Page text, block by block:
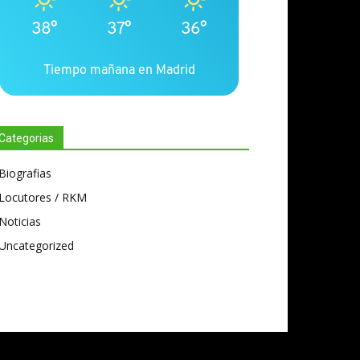
38° 37° 36°
Tiempo mañana en Madrid
Biografias
Locutores / RKM
Noticias